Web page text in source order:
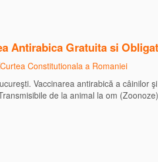
Antirabica Gratuita si
Vaccinarea antirabică a
de la animal la om